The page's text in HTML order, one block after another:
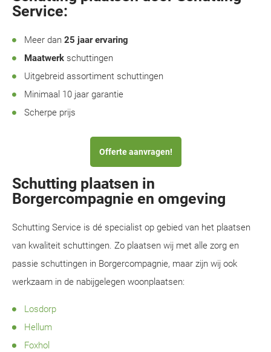
Service:
Meer dan 25 jaar ervaring
Maatwerk schuttingen
Uitgebreid assortiment schuttingen
Minimaal 10 jaar garantie
Scherpe prijs
Offerte aanvragen!
Schutting plaatsen in
Borgercompagnie en omgeving
Schutting Service is dé specialist op gebied van het plaatsen
van kwaliteit schuttingen. Zo plaatsen wij met alle zorg en
passie schuttingen in Borgercompagnie, maar zijn wij ook
werkzaam in de nabijgelegen woonplaatsen:
Losdorp
Hellum
Foxhol